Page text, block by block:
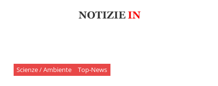
Scienze / Ambiente Top-News